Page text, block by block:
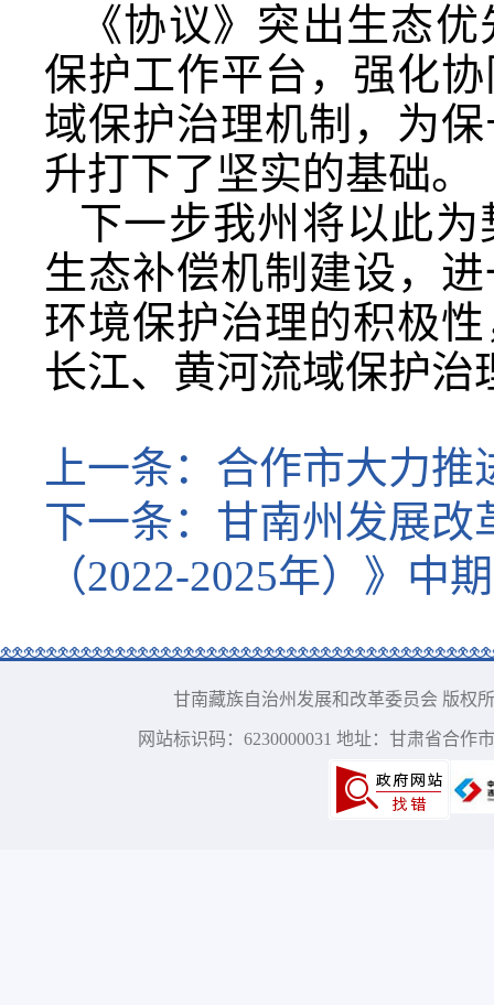
《协议》突出生态
保护工作平台，强化
域保护治理机制，为
升打下了坚实的基础
下一步我州将以此
生态补偿机制建设，
环境保护治理的积极
长江、黄河流域保护
上一条： 合作市大力推
下一条： 甘南州发展改
（2022-2025年）》中
甘南藏族自治州发展和改革委员会 版权
网站标识码：6230000031 地址：甘肃省合作